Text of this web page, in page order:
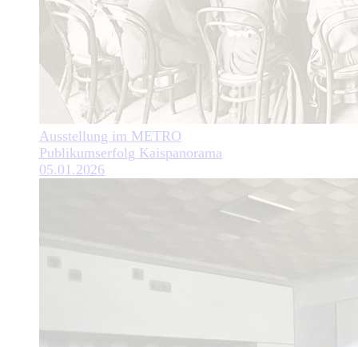
Ausstellung im METRO
Publikumserfolg Kaispanorama
05.01.2026